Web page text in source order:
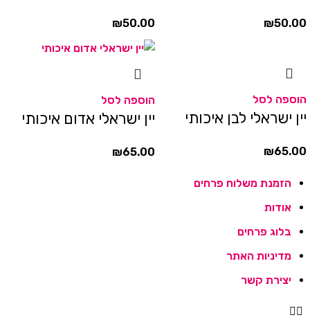
₪50.00
₪50.00
הוספה לסל
יין ישראלי לבן איכותי
₪65.00
הוספה לסל
יין ישראלי אדום איכותי
₪65.00
הזמנת משלוח פרחים
אודות
בלוג פרחים
מדיניות האתר
יצירת קשר